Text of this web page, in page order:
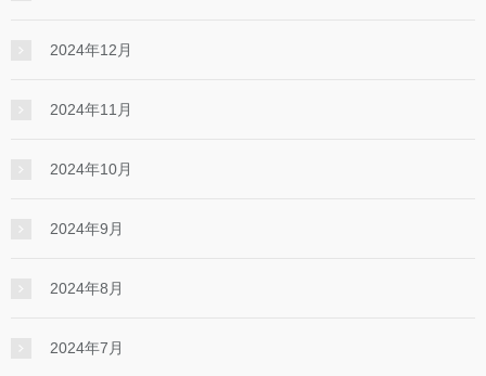
2024年12月
2024年11月
2024年10月
2024年9月
2024年8月
2024年7月